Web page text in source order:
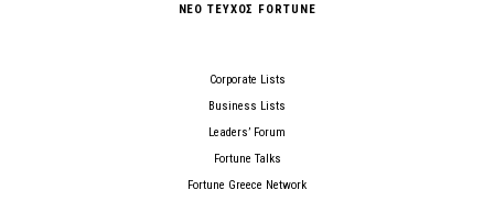
ΝΕΟ ΤΕΥΧΟΣ FORTUNE
Corporate Lists
Business Lists
Leaders’ Forum
Fortune Talks
Fortune Greece Network